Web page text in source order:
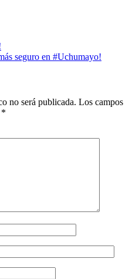
seguro en #Uchumayo!
no será publicada. Los campos
*